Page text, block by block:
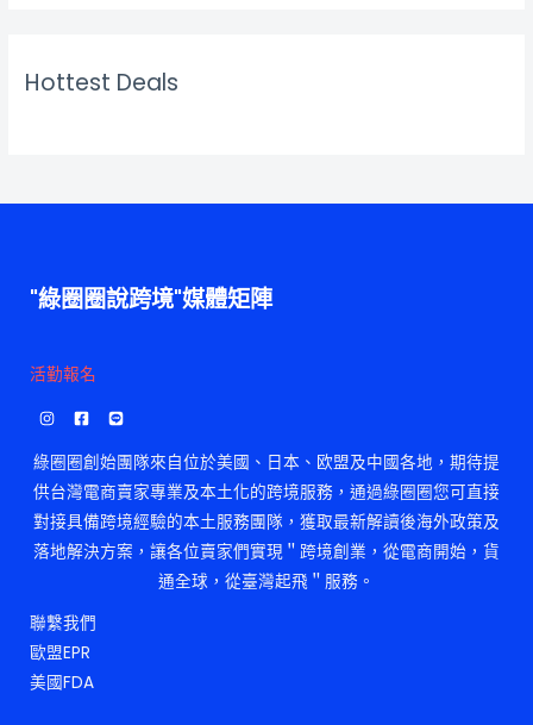
Hottest Deals
"綠圈圈說跨境"媒體矩陣
活勤報名
綠圈圈創始團隊來自位於美國、日本、欧盟及中國各地，期待提
供台灣電商賣家專業及本土化的跨境服務，通過綠圈圈您可直接
對接具備跨境經驗的本土服務團隊，獲取最新解讀後海外政策及
落地解決方案，讓各位賣家們實現＂跨境創業，從電商開始，貨
通全球，從臺灣起飛＂服務。
聯繫我們
歐盟EPR
美國FDA